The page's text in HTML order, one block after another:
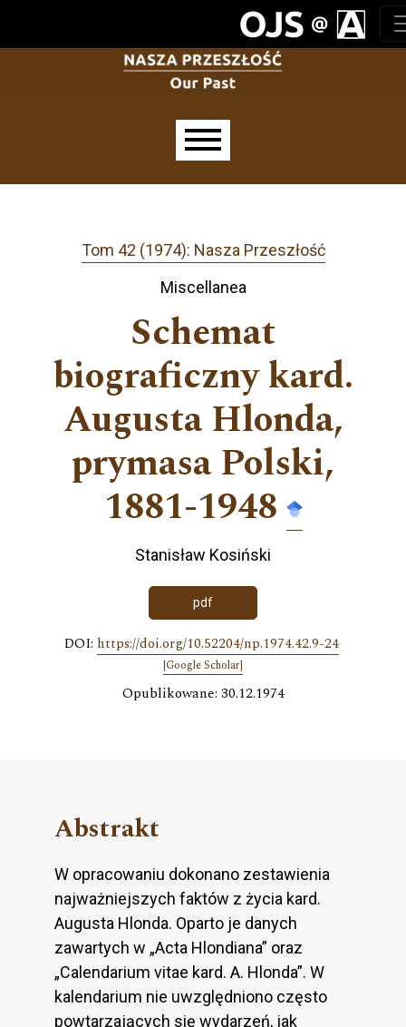
Tom 42 (1974): Nasza Przeszłość
Miscellanea
Schemat
biograficzny kard.
Augusta Hlonda,
prymasa Polski,
1881-1948
Stanisław Kosiński
pdf
DOI: https://doi.org/10.52204/np.1974.42.9-24
[Google Scholar]
Opublikowane: 30.12.1974
Abstrakt
W opracowaniu dokonano zestawienia
najważniejszych faktów z życia kard.
Augusta Hlonda. Oparto je danych
zawartych w „Acta Hlondiana” oraz
„Calendarium vitae kard. A. Hlonda”. W
kalendarium nie uwzględniono często
powtarzających się wydarzeń, jak